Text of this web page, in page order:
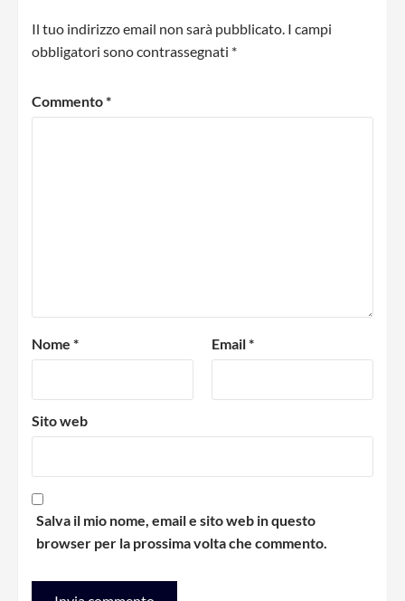
Il tuo indirizzo email non sarà pubblicato. I campi
obbligatori sono contrassegnati *
Commento*
Nome * Email*
Sito web
Salva il mio nome, email e sito web in questo
browser per la prossima volta che commento.